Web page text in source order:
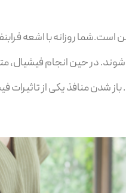
است.شما روزانه با اشعه
در حین انجام فیشیال،
شدن منافذ یکی از تاثیرات